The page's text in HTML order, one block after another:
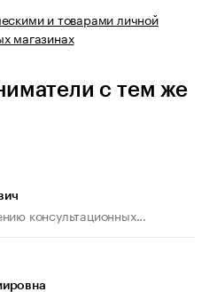
и товарами личной
магазинах
с тем же
консультационных...